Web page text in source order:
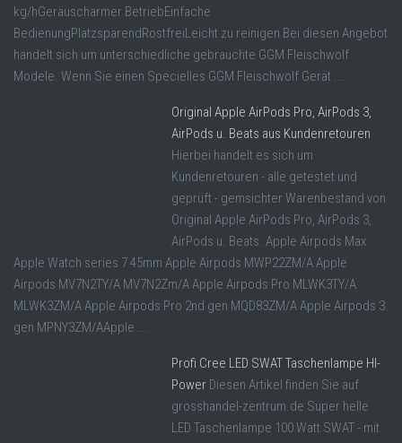
kg/hGeräuscharmer BetriebEinfache
BedienungPlatzsparendRostfreiLeicht zu reinigen Bei diesen Angebot
handelt sich um unterschiedliche gebrauchte GGM Fleischwolf
Modele. Wenn Sie einen Specielles GGM Fleischwolf Gerät ...
Original Apple AirPods Pro, AirPods 3,
AirPods u. Beats aus Kundenretouren
Hierbei handelt es sich um
Kundenretouren - alle getestet und
geprüft - gemsichter Warenbestand von
Original Apple AirPods Pro, AirPods 3,
AirPods u. Beats. Apple Airpods Max
Apple Watch series 7 45mm Apple Airpods MWP22ZM/A Apple
Airpods MV7N2TY/A MV7N2Zm/A Apple Airpods Pro MLWK3TY/A
MLWK3ZM/A Apple Airpods Pro 2nd gen MQD83ZM/A Apple Airpods 3.
gen MPNY3ZM/AApple ...
Profi Cree LED SWAT Taschenlampe HI-
Power Diesen Artikel finden Sie auf
grosshandel-zentrum.de Super helle
LED Taschenlampe 100 Watt SWAT - mit